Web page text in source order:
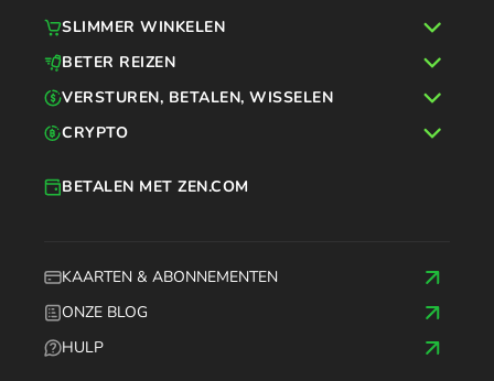
KAARTEN & ABONNEMENTEN
ONZE BLOG
HULP
BETALEN MET ZEN.COM
SLIMMER WINKELEN
BETER REIZEN
VERSTUREN, BETALEN, WISSELEN
CRYPTO